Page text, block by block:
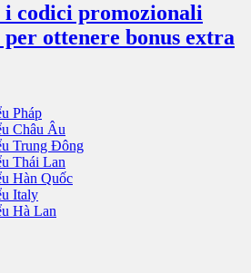
codici promozionali
ottenere bonus extra
Pháp
Châu Âu
Trung Đông
Thái Lan
Hàn Quốc
Italy
Hà Lan